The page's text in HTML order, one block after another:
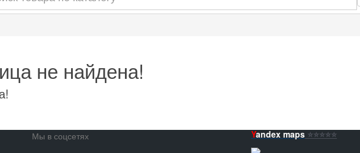
не найдена!
Мы в соцсетях
Yandex maps ⭐️⭐️⭐️⭐️⭐️